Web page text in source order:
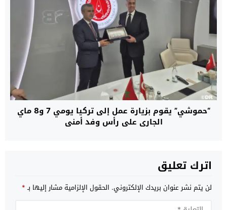
“حموشي” يقوم بزيارة عمل إلى تركيا يومي 7 و8 ماي
الجاري على رأس وفد أمني
اترك تعليق
لن يتم نشر عنوان بريدك الإلكتروني. الحقول الإلزامية مشار إليها بـ*